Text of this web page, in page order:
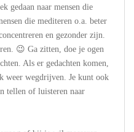
gedaan naar mensen die
die mediteren o.a. beter
en gezonder zijn.
😉 Ga zitten, doe je ogen
Als er gedachten komen,
weer wegdrijven. Je kunt ook
tellen of luisteren naar